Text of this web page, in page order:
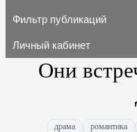
Фильтр публикаций
Личный кабинет
Они
драма романтика